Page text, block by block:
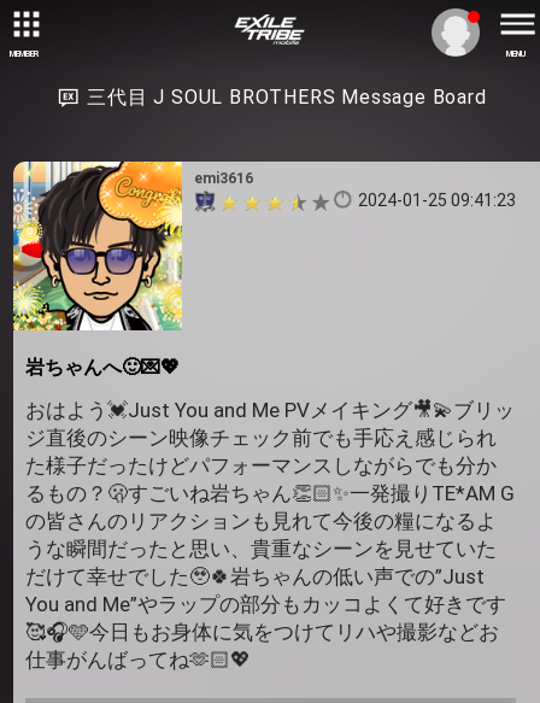
MEMBER MENU
三代目 J SOUL BROTHERS Message Board
emi3616
2024-01-25 09:41:23
岩ちゃんへ🙂💌💖
おはよう💓Just You and Me PVメイキング🎥💫ブリッ
ジ直後のシーン映像チェック前でも手応え感じられ
た様子だったけどパフォーマンスしながらでも分か
るもの？🫢すごいね岩ちゃん👏🏻✨一発撮りTE*AM G
の皆さんのリアクションも見れて今後の糧になるよ
うな瞬間だったと思い、貴重なシーンを見せていた
だけて幸せでした🥹🍀岩ちゃんの低い声での”Just
You and Me”やラップの部分もカッコよくて好きです
🥰🎧🩵今日もお身体に気をつけてリハや撮影などお
仕事がんばってね🫶🏻💖